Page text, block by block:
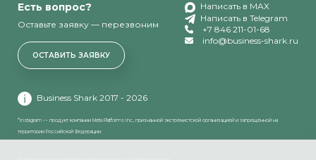
Есть вопрос?
Оставьте заявку — перезвоним
ОСТАВИТЬ ЗАЯВКУ
Написать в MAX
Написать в Telegram
+7 846 211-01-68
info@business-shark.ru
Business Shark 2017 - 2026
*Instagram — продукт компании Meta Platforms Inc., признанной экстремистской организацией и запрещённой на
территории Российской Федерации.